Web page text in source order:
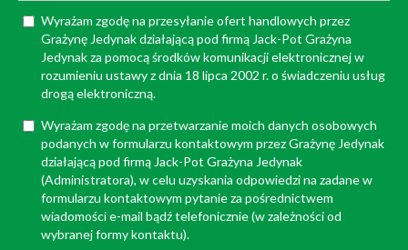
Wyrażam zgodę na przesyłanie ofert handlowych przez
Grażynę Jedynak działającą pod firmą Jack-Pot Grażyna
Jedynak za pomocą środków komunikacji elektronicznej w
rozumieniu ustawy z dnia 18 lipca 2002 r. o świadczeniu usług
drogą elektroniczną.
Wyrażam zgodę na przetwarzanie moich danych osobowych
podanych w formularzu kontaktowym przez Grażynę Jedynak
działającą pod firmą Jack-Pot Grażyna Jedynak
(Administratora), w celu uzyskania odpowiedzi na zadane w
formularzu kontaktowym pytanie za pośrednictwem
wiadomości e-mail bądź telefonicznie (w zależności od
wybranej formy kontaktu).